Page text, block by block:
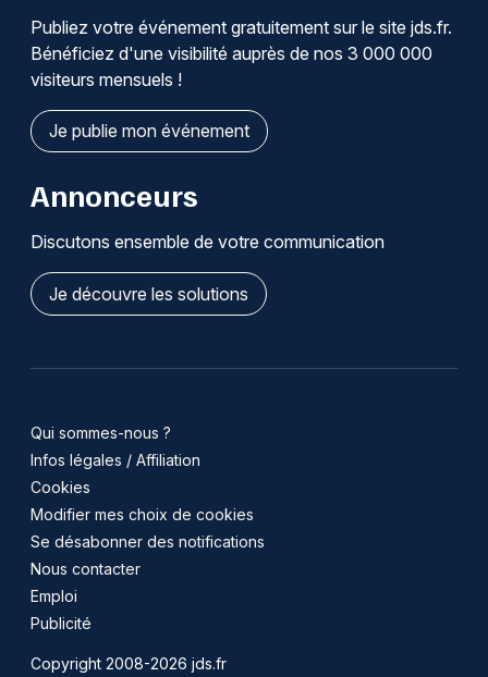
Publiez votre événement gratuitement sur le site jds.fr.
Bénéficiez d'une visibilité auprès de nos 3 000 000
visiteurs mensuels !
Je publie mon événement
Annonceurs
Discutons ensemble de votre communication
Je découvre les solutions
Qui sommes-nous ?
Infos légales / Affiliation
Cookies
Modifier mes choix de cookies
Se désabonner des notifications
Nous contacter
Emploi
Publicité
Copyright 2008-2026 jds.fr